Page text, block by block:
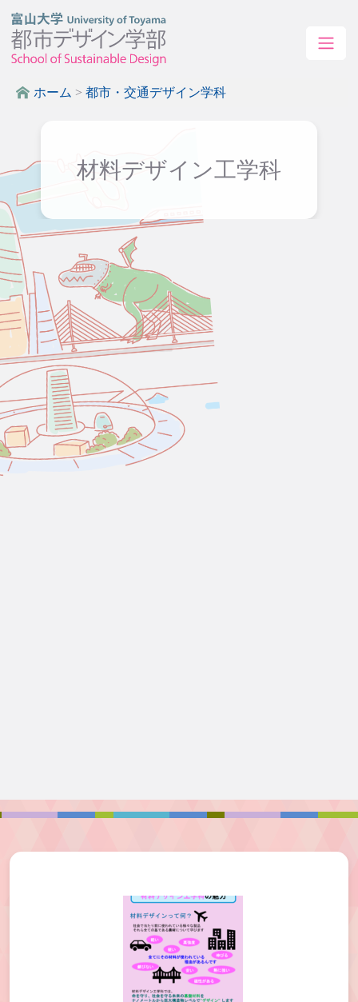
ホーム > 都市・交通デザイン学科
材料デザイン工学科